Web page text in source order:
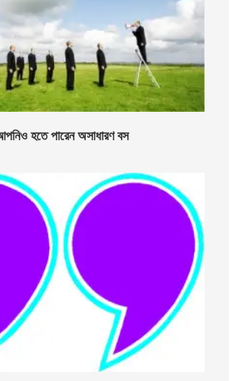
হতে পারেন অসাধারণ বস